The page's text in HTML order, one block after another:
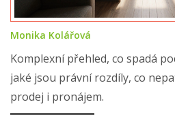
Monika Kolářová
Komplexní přehled, co spadá
jaké jsou právní rozdíly, co
prodej i pronájem.